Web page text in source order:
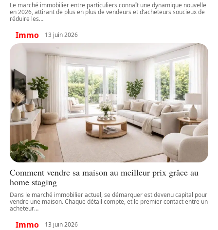
Le marché immobilier entre particuliers connaît une dynamique nouvelle
en 2026, attirant de plus en plus de vendeurs et d’acheteurs soucieux de
réduire les…
Immo 13 juin 2026
Comment vendre sa maison au meilleur prix grâce au
home staging
Dans le marché immobilier actuel, se démarquer est devenu capital pour
vendre une maison. Chaque détail compte, et le premier contact entre un
acheteur…
Immo 13 juin 2026